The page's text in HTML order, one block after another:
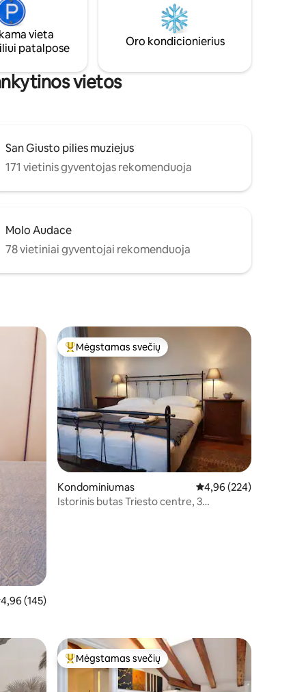
pėsčiųjų
nemokama ir su šiek tiek sėkmės galite
rasti nemokamą. Šioje vietovėje už
mokestį yra vieši garažai.
vieta
patalpose
Oro kondicionierius
vietos
San Giusto pilies muziejus
171 vietinis gyventojas rekomenduoja
Molo Audace
78 vietiniai gyventojai rekomenduoja
įvertinimas: 4,96 iš 5, atsiliepimų: 145
4,96 (145)
Svečių mėgstamiausias
Mėgstamas svečių
Kondominiumas Vidutinis įvertinimas:
4,96 (224)
Istorinis butas Triesto centre, 3
Svečių mėgstamiausias
Mėgstamas svečių